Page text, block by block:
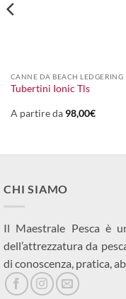
CANNE DA BEACH LEDGERING
Tubertini Ionic Tls
A partire da 98,00€
CHI SIAMO
Il Maestrale Pesca è
dell’attrezzatura da
di conoscenza, pratica,